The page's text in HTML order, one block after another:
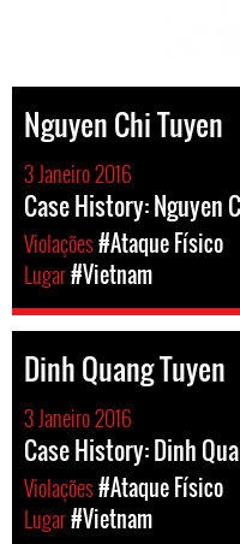
Nguyen Chi Tuyen
3 Janeiro 2016
Case History: Nguyen
Violações#Ataque Físico
Lugar#Vietnam
Dinh Quang Tuyen
3 Janeiro 2016
Case History: Dinh
Violações#Ataque Físico
Lugar#Vietnam